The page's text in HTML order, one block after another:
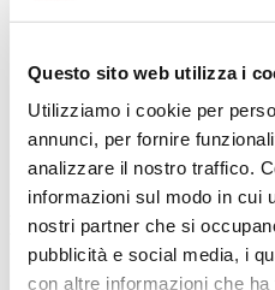
Questo sito web utilizza i
Utilizziamo i cookie per
annunci, per fornire
analizzare il nostro traffico.
informazioni sul modo in cui
nostri partner che si
pubblicità e social media, i
con altre informazioni che
Diventa un nostro
Inviaci i tuoi dati per approfittare